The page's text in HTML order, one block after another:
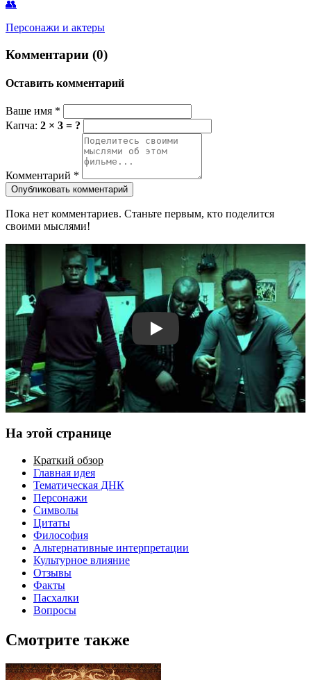
👥
Персонажи и актеры
Комментарии (0)
Оставить комментарий
Ваше имя *
Капча: 2 × 3 = ?
Комментарий *
Опубликовать комментарий
Пока нет комментариев. Станьте первым, кто поделится
своими мыслями!
Смотреть трейлер
На этой странице
Краткий обзор
Главная идея
Тематическая ДНК
Персонажи
Символы
Цитаты
Философия
Альтернативные интерпретации
Культурное влияние
Отзывы
Факты
Пасхалки
Вопросы
Смотрите также